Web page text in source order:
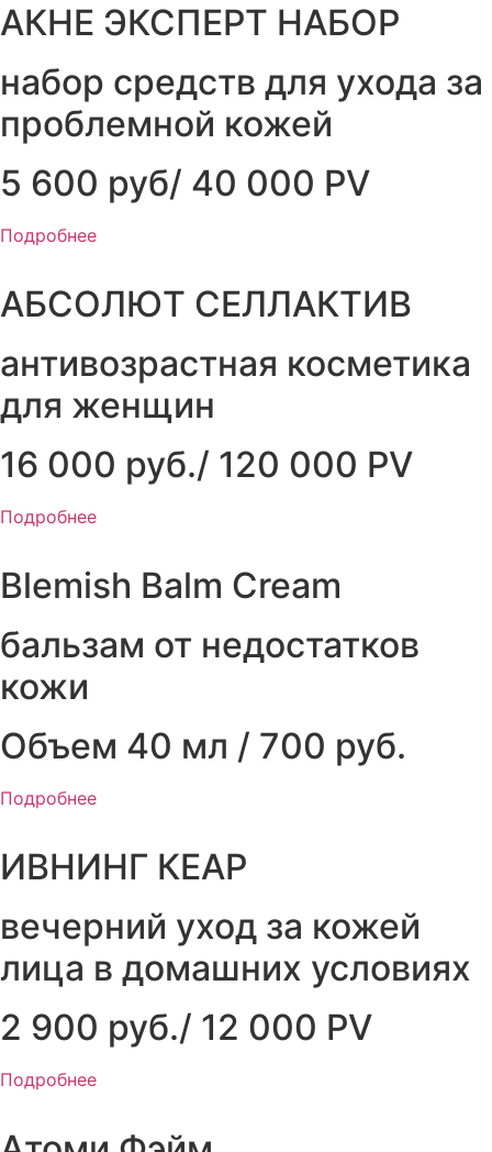
АКНЕ ЭКСПЕРТ НАБОР
набор средств для ухода за
проблемной кожей
5 600 руб/ 40 000 PV
Подробнее
АБСОЛЮТ СЕЛЛАКТИВ
антивозрастная косметика
для женщин
16 000 руб./ 120 000 PV
Подробнее
Blemish Balm Cream
бальзам от недостатков
кожи
Объем 40 мл / 700 руб.
Подробнее
ИВНИНГ КЕАР
вечерний уход за кожей
лица в домашних условиях
2 900 руб./ 12 000 PV
Подробнее